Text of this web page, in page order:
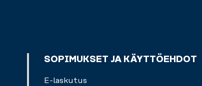
SOPIMUKSET JA KÄYTTÖEHDOT
E-laskutus